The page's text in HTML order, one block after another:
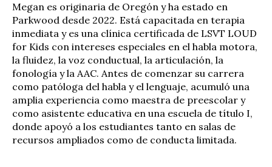
Megan es originaria de Oregón y ha estado en
Parkwood desde 2022. Está capacitada en terapia
inmediata y es una clínica certificada de LSVT LOUD
for Kids con intereses especiales en el habla motora,
la fluidez, la voz conductual, la articulación, la
fonología y la AAC. Antes de comenzar su carrera
como patóloga del habla y el lenguaje, acumuló una
amplia experiencia como maestra de preescolar y
como asistente educativa en una escuela de título I,
donde apoyó a los estudiantes tanto en salas de
recursos ampliados como de conducta limitada.